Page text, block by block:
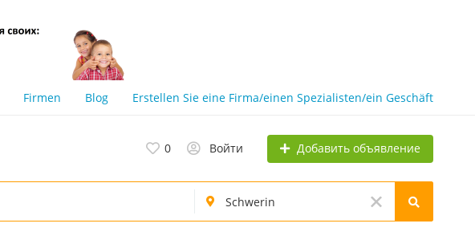
Firmen Blog Erstellen Sie eine Firma/einen Spezialisten/ein Geschäft
0 Войти Добавить объявление